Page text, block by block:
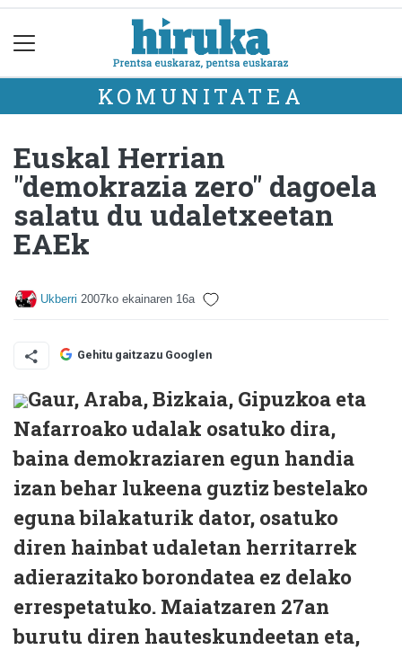
KOMUNITATEA
Euskal Herrian
"demokrazia zero" dagoela
salatu du udaletxeetan
EAEk
Ukberri 2007ko ekainaren 16a
Gehitu gaitzazu Googlen
Gaur, Araba, Bizkaia, Gipuzkoa eta
Nafarroako udalak osatuko dira,
baina demokraziaren egun handia
izan behar lukeena guztiz bestelako
eguna bilakaturik dator, osatuko
diren hainbat udaletan herritarrek
adierazitako borondatea ez delako
errespetatuko. Maiatzaren 27an
burutu diren hauteskundeetan eta,